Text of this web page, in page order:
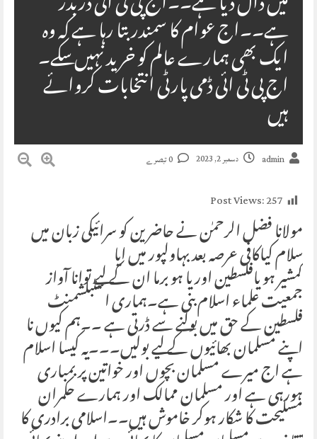
ہے۔۔اج عوام کا سمندر بتا رہا ہے کہ وہ
ایک بھی ہمارے عالم کو خرید نہیں سکے۔
اج پی ٹی ائی ڈمی پارٹی انتخابات کروائے
ہیں
admin دسمبر 2, 2023
Post Views:257
مولانا فضل الرحمٰن نے حاضرین کو سرائیکی زبان میں
سلام کیاکافی عرصہ بعد بہاولپور میں ایا
کمشیر ہو یافلسطین اور یا ہو برما ان کے لیے توانا آواز
جمعیت علماء اسلام بنی ہے۔ہماری اسٹبلشمنٹ
فلسطین کے حق میں بولنے سے ڈرتی ہے ۔۔ہم کیوں نا
اپنے مسلمان بھائیوں کے لیے بولیں۔۔۔یہ کیسا اسلام
ہے اج میرے مسلمان بچوں اور خواتین پر بمباری
ہورہی ہے اور مسلمان ممالک اور ہمارے حکمران
مسلیحت کا شکار ہوکر خاموش ہیں۔۔اسلامی برادری کا